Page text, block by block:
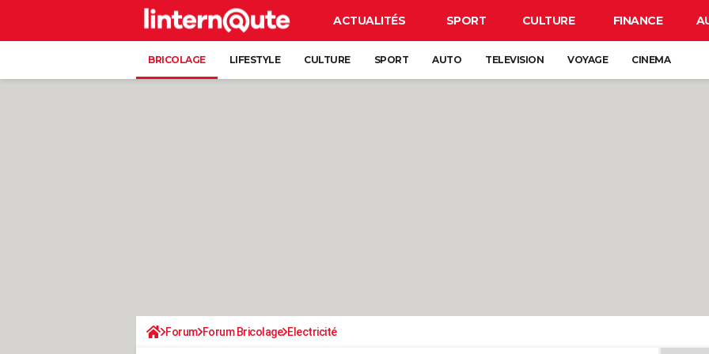
ACTUALITÉS SPORT CULTURE FINANCE
BRICOLAGE LIFESTYLE CULTURE SPORT AUTO TELEVISION VOYAGE CINEMA
Forum Forum Bricolage Electricité